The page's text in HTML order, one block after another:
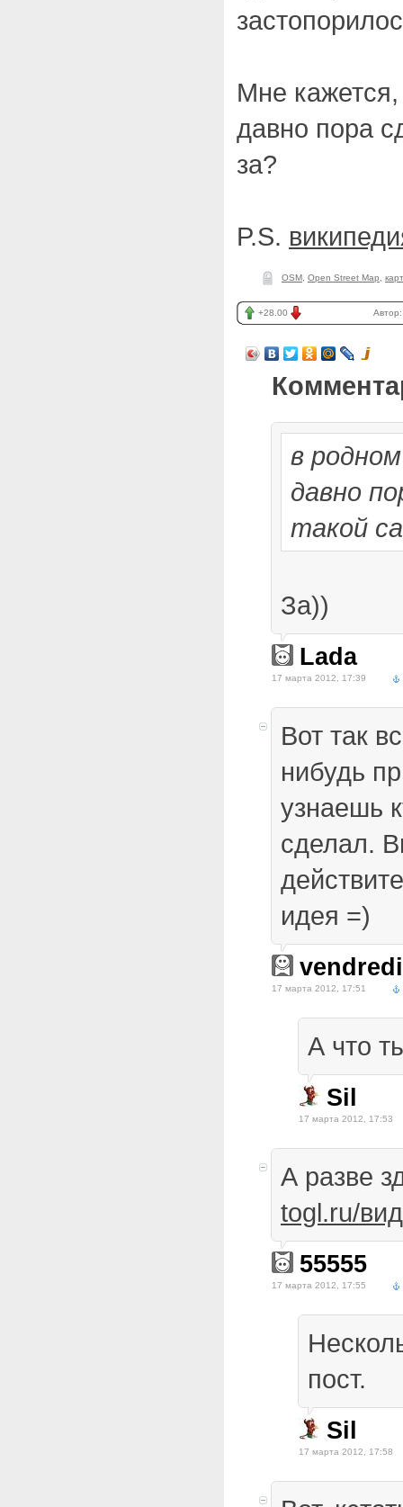
Мне
давно пора
за?
P.S.
OSM Open Street Map
+28.00
в
давно
такой
За))
Lada
17 марта 2012, 17:39
Вот так
нибудь
узнаешь
сделал.
идея =)
vendredi
17 марта 2012, 17:51
А что
Sil
17 марта 2012, 17:53
А разве
togl.ru/
55555
17 марта 2012, 17:55
пост.
Sil
17 марта 2012, 17:58